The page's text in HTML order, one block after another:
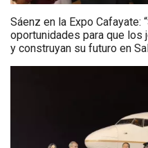
Sáenz en la Expo Cafayate:
oportunidades para que los
y construyan su futuro en